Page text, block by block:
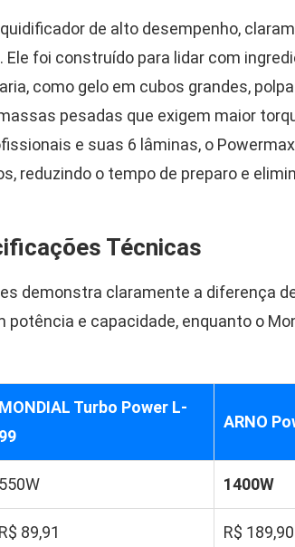
de alto desempenho,
foi construído para lidar com
como gelo em cubos grandes,
pesadas que exigem maior
e suas 6 lâminas, o
reduzindo o tempo de preparo e
Técnicas
demonstra claramente a diferença
potência e capacidade, enquanto o
MONDIAL Turbo Power L-
99
ARNO
550W 1400W
R$ 89,91 R$ 189,90